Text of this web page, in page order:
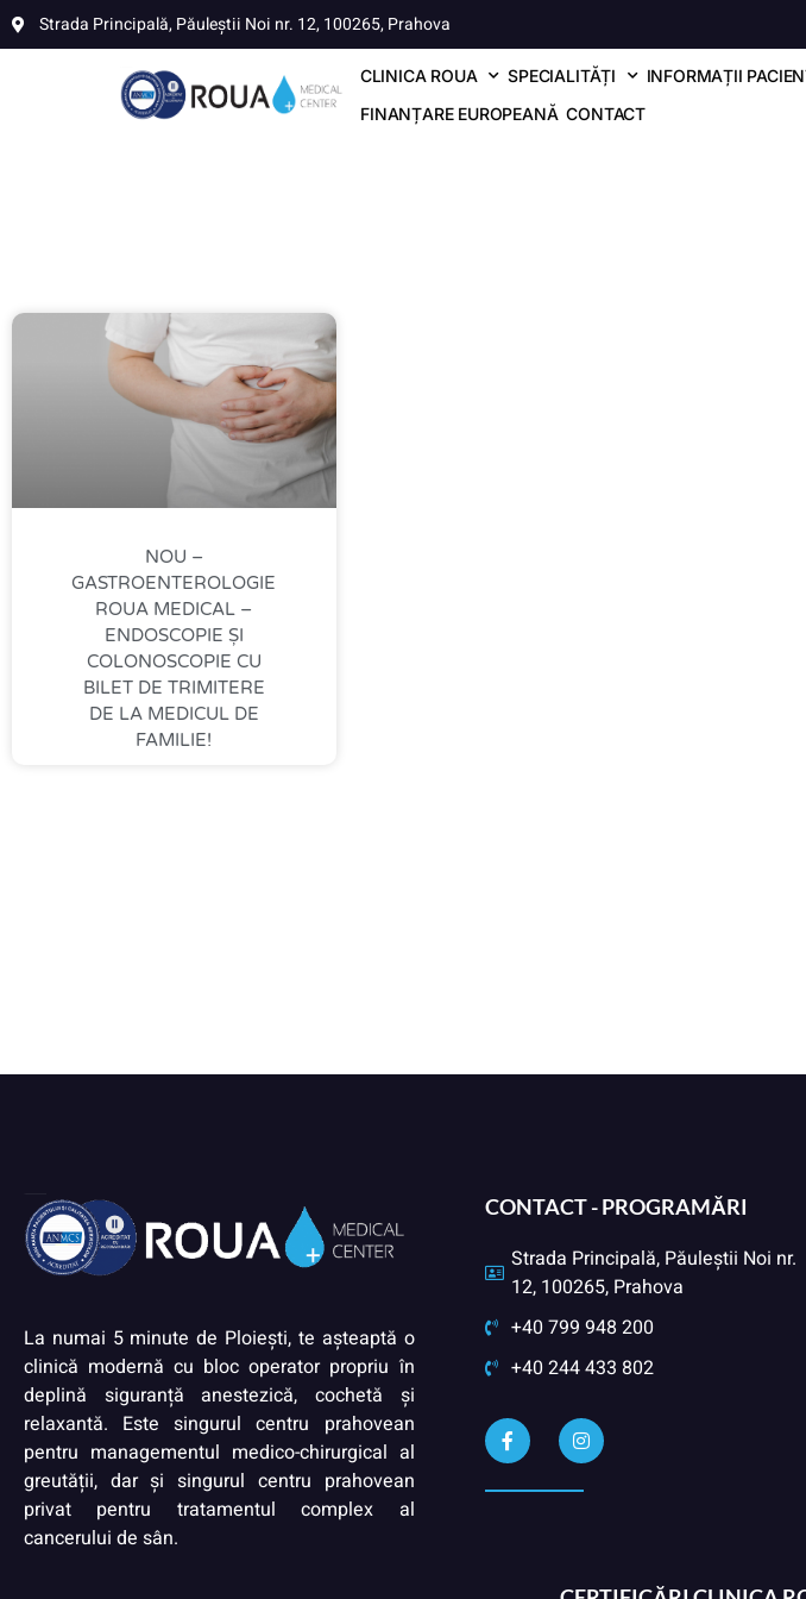
Strada Principală, Păuleștii Noi nr. 12, 100265, Prahova
CLINICA ROUA SPECIALITĂȚI INFORMAȚII
FINANȚARE EUROPEANĂ CONTACT
NOU –
GASTROENTEROLOGIE
ROUA MEDICAL –
ENDOSCOPIE ȘI
COLONOSCOPIE CU
BILET DE TRIMITERE
DE LA MEDICUL DE
FAMILIE!
La numai 5 minute de Ploiești, te așteaptă o
clinică modernă cu bloc operator propriu în
deplină siguranță anestezică, cochetă și
relaxantă. Este singurul centru prahovean
pentru managementul medico-chirurgical al
greutății, dar și singurul centru prahovean
privat pentru tratamentul complex al
cancerului de sân.
CONTACT - PROGRAMĂRI
Strada Principală, Păuleștii Noi nr.
12, 100265, Prahova
+40 799 948 200
+40 244 433 802